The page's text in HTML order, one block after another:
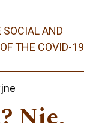
AND
THE COVID-19